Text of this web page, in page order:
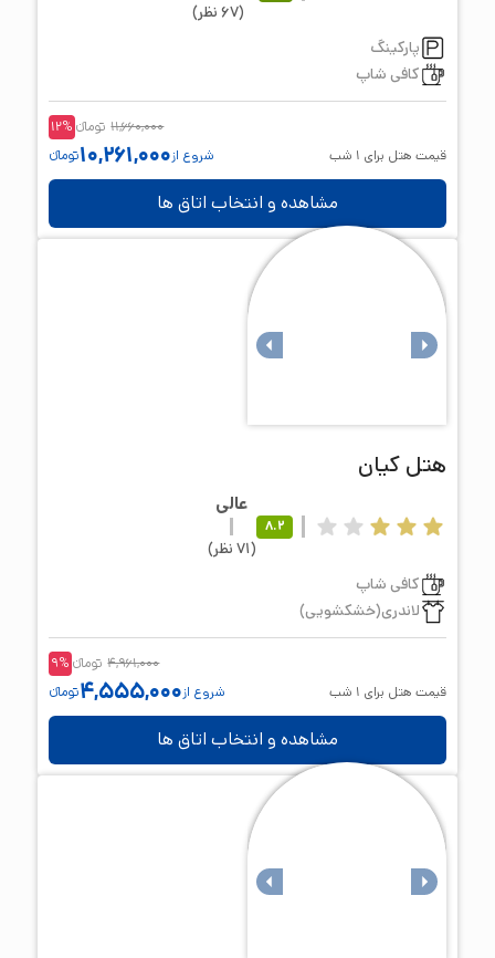
(
67نظر)
پارکینگ
کافی شاپ
11,660,000 تومانء 12%
قیمت هتل برای 1 شب شروع از10,261,000تومانء
مشاهده و انتخاب اتاق ها
هتلکیان
8.2
عالی
(
71 نظر)
کافی شاپ
لاندری(خشکشویی)
4,961,000 تومانء 9%
قیمت هتل برای 1 شب شروع از4,555,000تومانء
مشاهده و انتخاب اتاق ها